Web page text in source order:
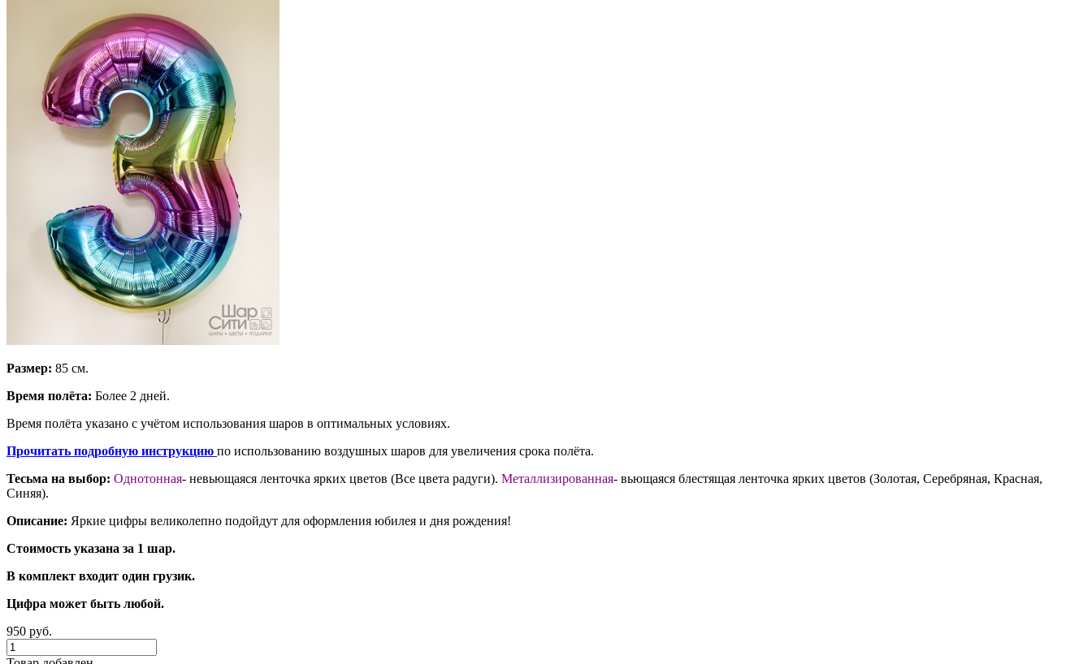
Размер: 85 см.
Время полёта: Более 2 дней.
Время полёта указано с учётом использования шаров в оптимальных условиях.
Прочитать подробную инструкцию по использованию воздушных шаров для увеличения срока полёта.
Тесьма на выбор: Однотонная- невьющаяся ленточка ярких цветов (Все цвета радуги). Металлизированная- вьющаяся блестящая ленточка ярких цветов (Золотая, Серебряная, Красная,
Синяя).
Описание: Яркие цифры великолепно подойдут для оформления юбилея и дня рождения!
Стоимость указана за 1 шар.
В комплект входит один грузик.
Цифра может быть любой.
950 руб.